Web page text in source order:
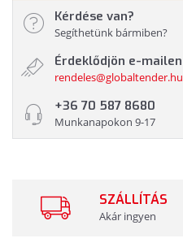
Kérdése van?
Segíthetünk bármiben?
Érdeklődjön e-mailen
rendeles@globaltender.hu
+36 70 587 8680
Munkanapokon 9-17
SZÁLLÍTÁS
Akár ingyen